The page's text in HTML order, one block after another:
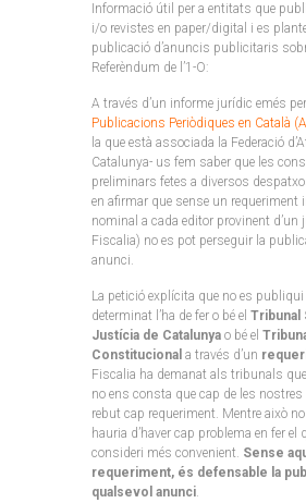
Informació útil per a entitats que
i/o revistes en paper/digital i es
publicació d’anuncis publicitaris
Referèndum de l’1-O:
A través d’un informe jurídic emés per
Publicacions Periòdiques en Català
la que està associada la Federació
Catalunya- us fem saber que les
preliminars fetes a diversos
en afirmar que sense un requeriment
nominal a cada editor provinent d’un
Fiscalia) no es pot perseguir la
anunci.
La petició explícita que no es
determinat l’ha de fer o bé el Tribunal
Justícia de Catalunya o bé el
Constitucional a través d’un
Fiscalia ha demanat als tribunals
no ens consta que cap de les
rebut cap requeriment. Mentre això
hauria d’haver cap problema en fer el
consideri més convenient. Sense
requeriment, és defensable la
qualsevol anunci.